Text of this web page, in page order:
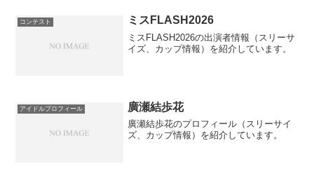
コンテスト ミスFLASH2026
ミスFLASH2026の出演者情報（スリーサ
イズ、カップ情報）を紹介しています。
アイドルプロフィール 廣瀬結歩花
廣瀬結歩花のプロフィール（スリーサイ
ズ、カップ情報）を紹介しています。